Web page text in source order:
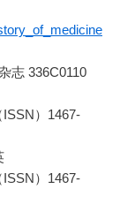
志 336C0110
ISSN）1467-
ISSN）1467-